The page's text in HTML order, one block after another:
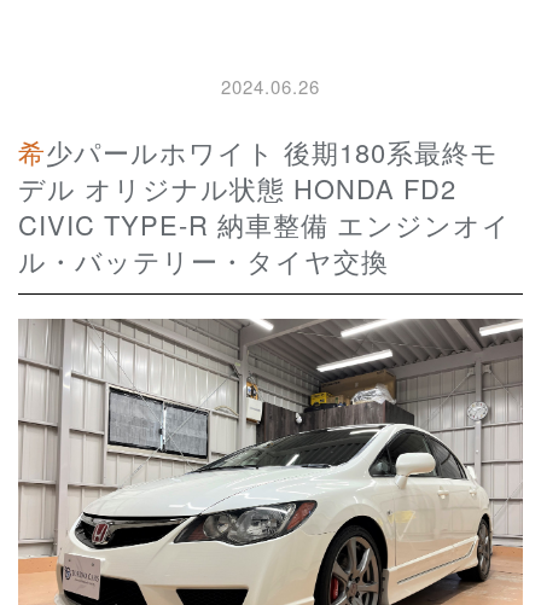
2024.06.26
希少パールホワイト 後期180系最終モ
デル オリジナル状態 HONDA FD2
CIVIC TYPE-R 納車整備 エンジンオイ
ル・バッテリー・タイヤ交換